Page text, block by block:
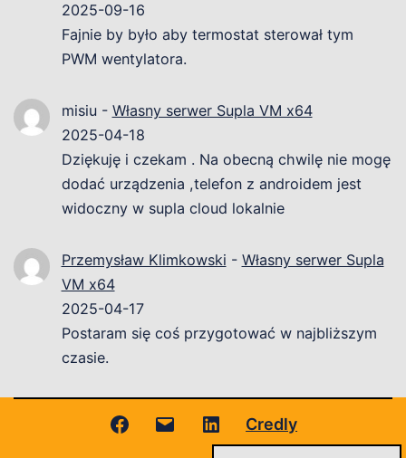
2025-09-16
Fajnie by było aby termostat sterował tym
PWM wentylatora.
misiu- Własny serwer Supla VM x64
2025-04-18
Dziękuję i czekam . Na obecną chwilę nie mogę
dodać urządzenia ,telefon z androidem jest
widoczny w supla cloud lokalnie
Przemysław Klimkowski - Własny serwer Supla
VM x64
2025-04-17
Postaram się coś przygotować w najbliższym
czasie.
Facebook
Adres LinkedIn
Credly